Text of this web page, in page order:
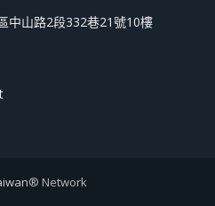
中山路2段332巷21號10樓
® Network